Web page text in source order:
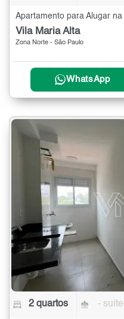
Vila Maria Alta
Zona Norte - São Paulo
WhatsApp
2 quartos - suíte